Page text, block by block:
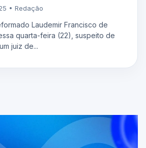
• Redação
Laudemir Francisco de
quarta-feira (22), suspeito de
juiz de...